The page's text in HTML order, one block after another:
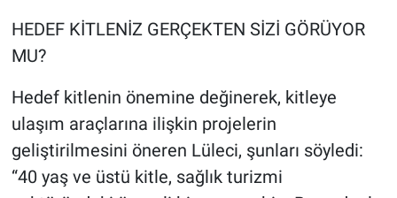
HEDEF KİTLENİZ GERÇEKTEN SİZİ GÖRÜYOR
MU?
Hedef kitlenin önemine değinerek, kitleye
ulaşım araçlarına ilişkin projelerin
geliştirilmesini öneren Lüleci, şunları söyledi:
“40 yaş ve üstü kitle, sağlık turizmi